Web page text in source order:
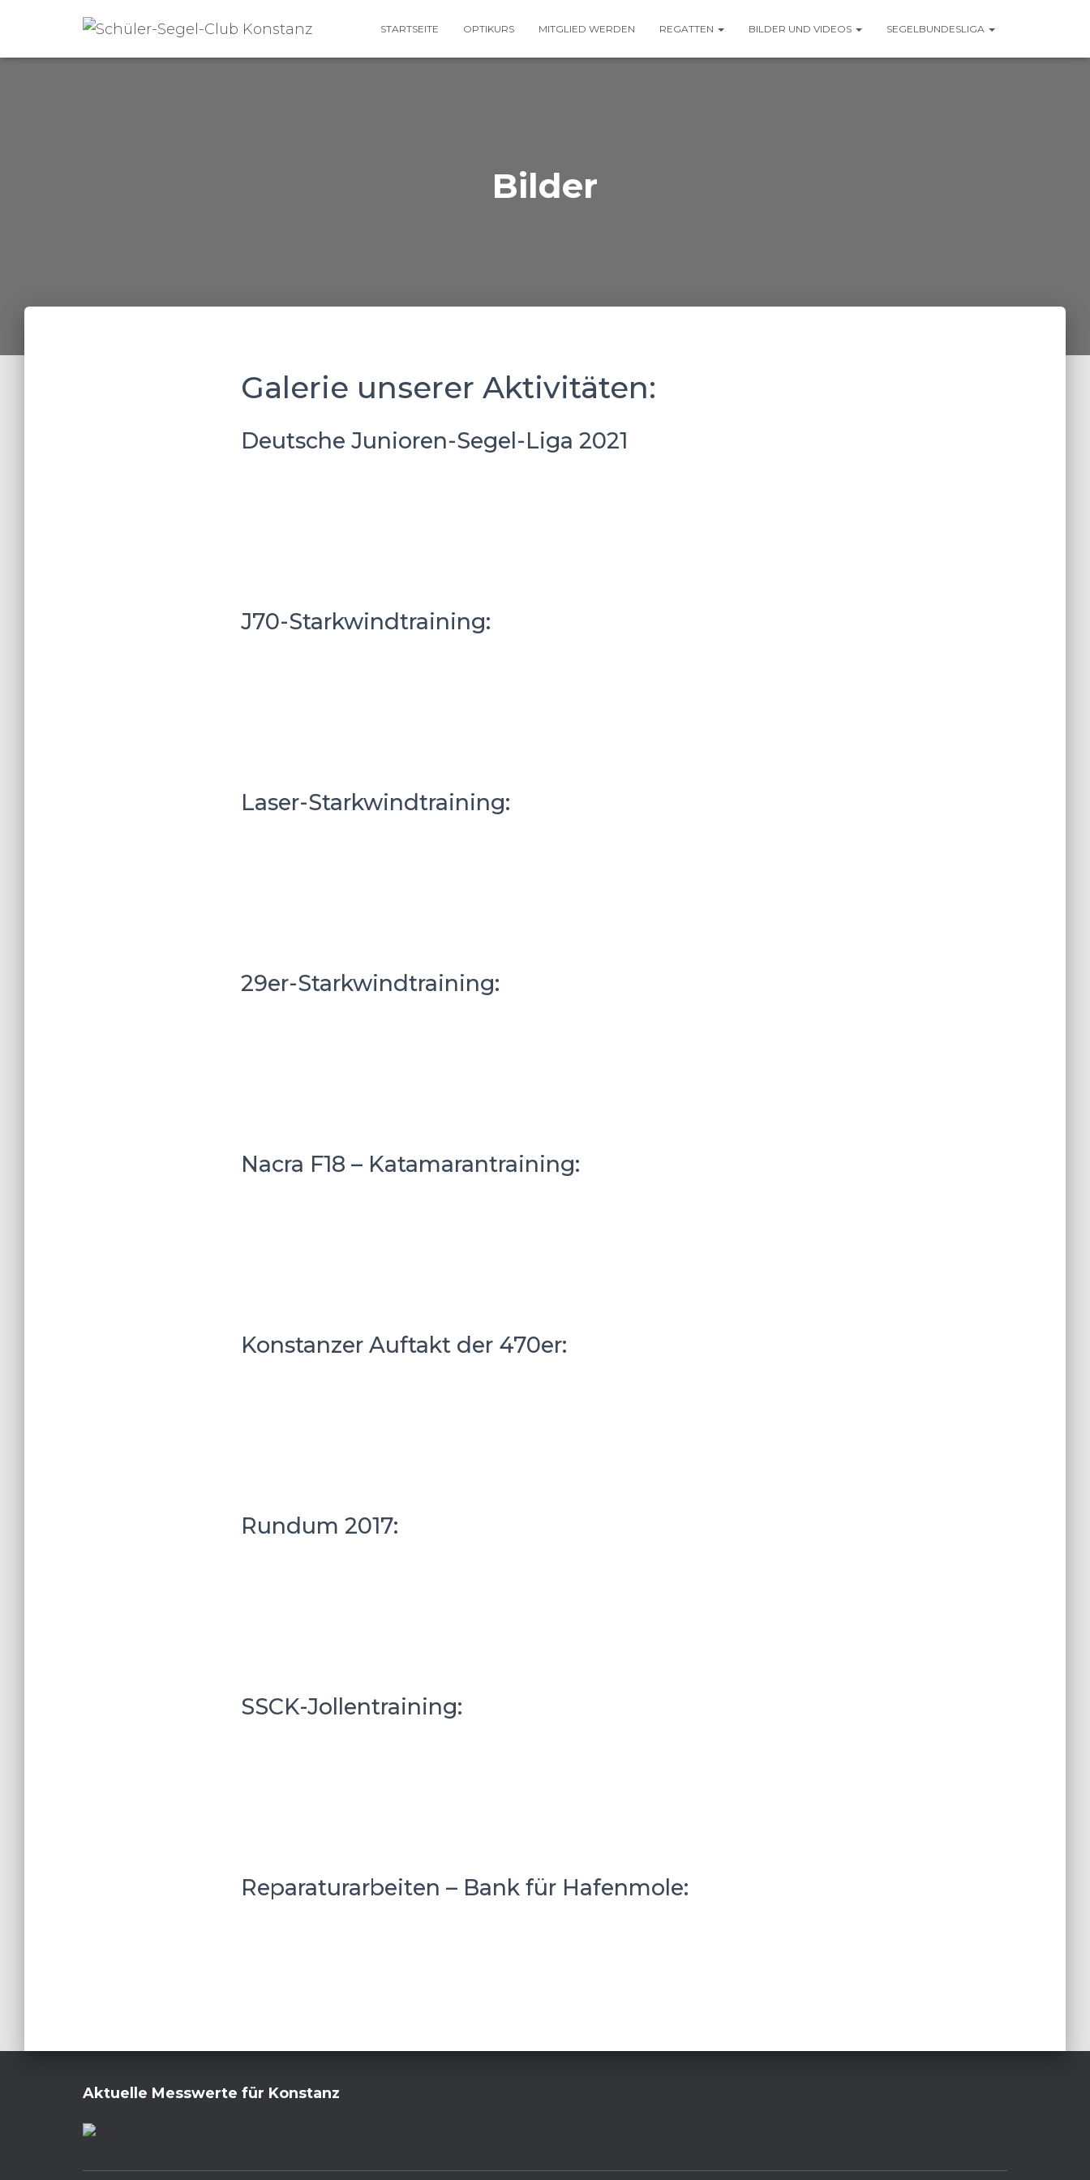
STARTSEITE OPTIKURS MITGLIED WERDEN REGATTEN BILDER UND VIDEOS SEGELBUNDESLIGA
Bilder
Galerie unserer Aktivitäten:
Deutsche Junioren-Segel-Liga 2021
J70-Starkwindtraining:
Laser-Starkwindtraining:
29er-Starkwindtraining:
Nacra F18 – Katamarantraining:
Konstanzer Auftakt der 470er:
Rundum 2017:
SSCK-Jollentraining:
Reparaturarbeiten – Bank für Hafenmole:
Aktuelle Messwerte für Konstanz